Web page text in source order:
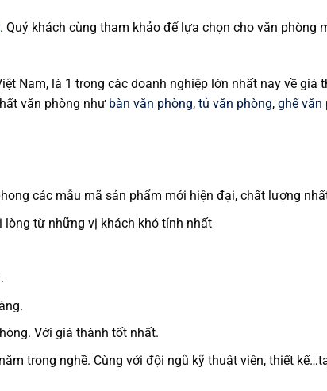
. Quý khách cùng tham khảo để lựa chọn cho văn phòng
Nam, là 1 trong các doanh nghiệp lớn nhất nay về giá
văn phòng như bàn văn phòng, tủ văn phòng, ghế văn
các mẫu mã sản phẩm mới hiện đại, chất lượng
từ những vị khách khó tính nhất
Với giá thành tốt nhất.
trong nghề. Cùng với đội ngũ kỹ thuật viên, thiết